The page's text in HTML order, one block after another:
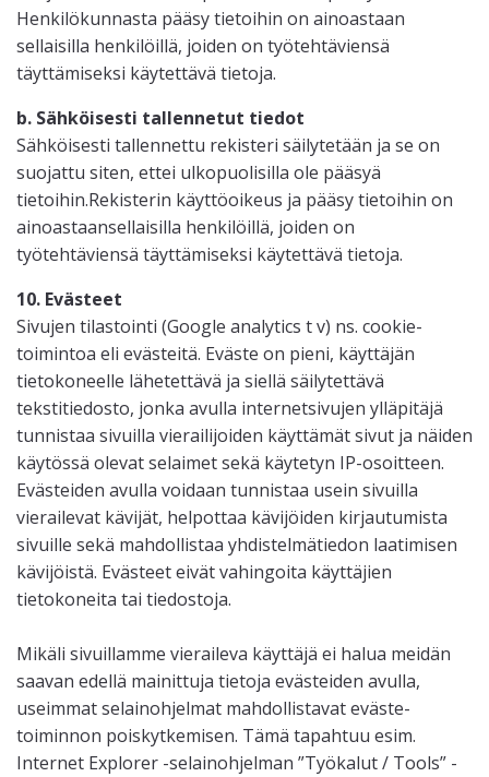
Henkilökunnasta pääsy tietoihin on ainoastaan
sellaisilla henkilöillä, joiden on työtehtäviensä
täyttämiseksi käytettävä tietoja.
b. Sähköisesti tallennetut tiedot
Sähköisesti tallennettu rekisteri säilytetään ja se on
suojattu siten, ettei ulkopuolisilla ole pääsyä
tietoihin.Rekisterin käyttöoikeus ja pääsy tietoihin on
ainoastaansellaisilla henkilöillä, joiden on
työtehtäviensä täyttämiseksi käytettävä tietoja.
10. Evästeet
Sivujen tilastointi (Google analytics t v) ns. cookie-
toimintoa eli evästeitä. Eväste on pieni, käyttäjän
tietokoneelle lähetettävä ja siellä säilytettävä
tekstitiedosto, jonka avulla internetsivujen ylläpitäjä
tunnistaa sivuilla vierailijoiden käyttämät sivut ja näiden
käytössä olevat selaimet sekä käytetyn IP-osoitteen.
Evästeiden avulla voidaan tunnistaa usein sivuilla
vierailevat kävijät, helpottaa kävijöiden kirjautumista
sivuille sekä mahdollistaa yhdistelmätiedon laatimisen
kävijöistä. Evästeet eivät vahingoita käyttäjien
tietokoneita tai tiedostoja.
Mikäli sivuillamme vieraileva käyttäjä ei halua meidän
saavan edellä mainittuja tietoja evästeiden avulla,
useimmat selainohjelmat mahdollistavat eväste-
toiminnon poiskytkemisen. Tämä tapahtuu esim.
Internet Explorer -selainohjelman ”Työkalut / Tools” -